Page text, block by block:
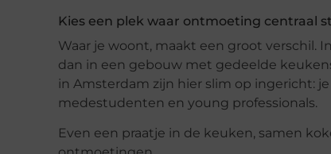
Kies een plek waar ontmoeting centraal
Waar je woont, maakt een groot verschil.
dan in een gebouw met gedeelde
in Amsterdam zijn hier slim op ingericht:
medestudenten en young professionals.
Even een praatje in de keuken, samen